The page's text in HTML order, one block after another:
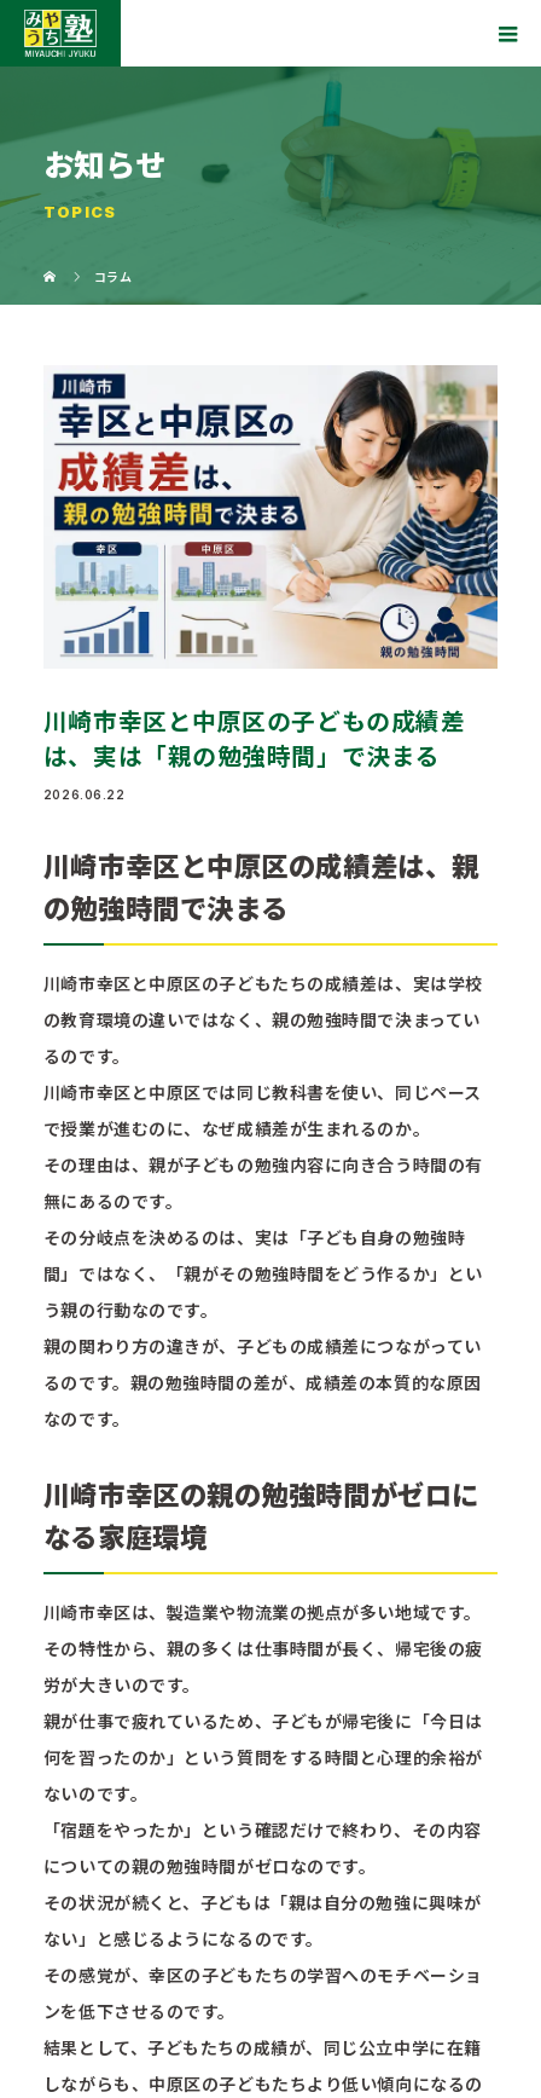
お知らせ
TOPICS
コラム
川崎市幸区と中原区の子どもの成績差
は、実は「親の勉強時間」で決まる
2026.06.22
川崎市幸区と中原区の成績差は、親
の勉強時間で決まる
川崎市幸区と中原区の子どもたちの成績差は、実は学校
の教育環境の違いではなく、親の勉強時間で決まってい
るのです。
川崎市幸区と中原区では同じ教科書を使い、同じペース
で授業が進むのに、なぜ成績差が生まれるのか。
その理由は、親が子どもの勉強内容に向き合う時間の有
無にあるのです。
その分岐点を決めるのは、実は「子ども自身の勉強時
間」ではなく、「親がその勉強時間をどう作るか」とい
う親の行動なのです。
親の関わり方の違きが、子どもの成績差につながってい
るのです。親の勉強時間の差が、成績差の本質的な原因
なのです。
川崎市幸区の親の勉強時間がゼロに
なる家庭環境
川崎市幸区は、製造業や物流業の拠点が多い地域です。
その特性から、親の多くは仕事時間が長く、帰宅後の疲
労が大きいのです。
親が仕事で疲れているため、子どもが帰宅後に「今日は
何を習ったのか」という質問をする時間と心理的余裕が
ないのです。
「宿題をやったか」という確認だけで終わり、その内容
についての親の勉強時間がゼロなのです。
その状況が続くと、子どもは「親は自分の勉強に興味が
ない」と感じるようになるのです。
その感覚が、幸区の子どもたちの学習へのモチベーショ
ンを低下させるのです。
結果として、子どもたちの成績が、同じ公立中学に在籍
しながらも、中原区の子どもたちより低い傾向になるの